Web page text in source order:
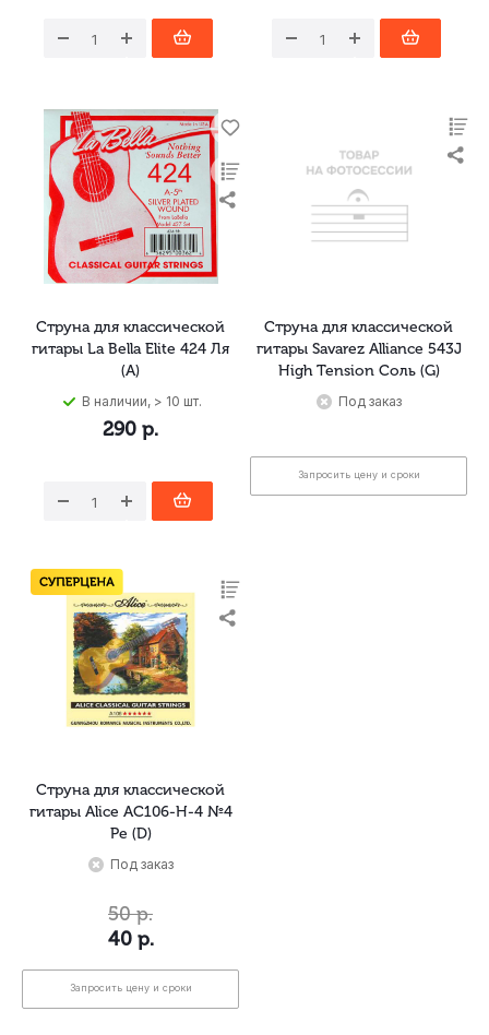
Струна для классической
гитары La Bella Elite 424 Ля
(A)
В наличии, > 10 шт.
290 р.
Струна для классической
гитары Savarez Alliance 543J
High Tension Соль (G)
Под заказ
Запросить цену и сроки
Струна для классической
гитары Alice AC106-H-4 №4
Ре (D)
Под заказ
40р.
50р.
Запросить цену и сроки